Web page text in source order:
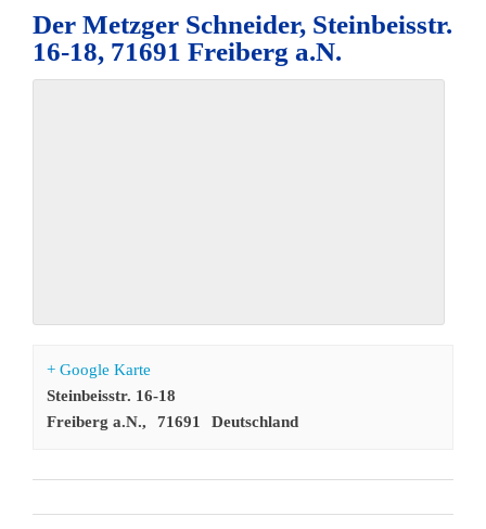
Der Metzger Schneider, Steinbeisstr.
16-18, 71691 Freiberg a.N.
+ Google Karte
Steinbeisstr. 16-18
Freiberg a.N., 71691 Deutschland